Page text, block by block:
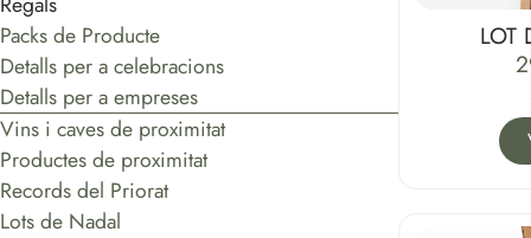
Packs de Producte
Detalls per a celebracions
Detalls per a empreses
Vins i caves de proximitat
Productes de proximitat
Records del Priorat
Lots de Nadal
LOT